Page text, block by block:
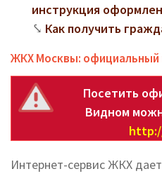
инструкция
Как получить
ЖКХ Москвы: официальный
Посетить
Видном
Интернет-сервис ЖКХ